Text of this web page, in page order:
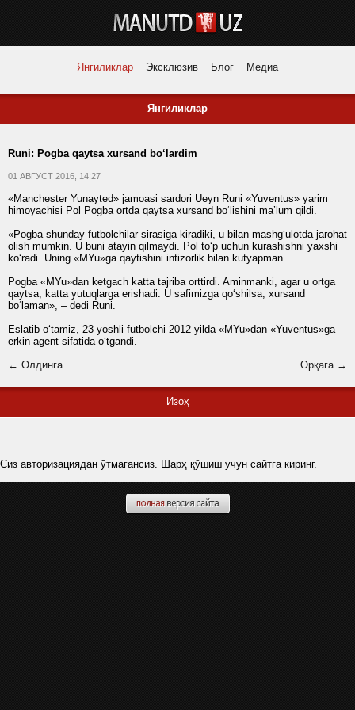
Янгиликлар Эксклюзив Блог Медиа
Янгиликлар
Runi: Pogba qaytsa xursand bo‘lardim
01 АВГУСТ 2016, 14:27
«Manchester Yunayted» jamoasi sardori Ueyn Runi «Yuventus» yarim
himoyachisi Pol Pogba ortda qaytsa xursand bo‘lishini ma’lum qildi.
«Pogba shunday futbolchilar sirasiga kiradiki, u bilan mashg‘ulotda jarohat
olish mumkin. U buni atayin qilmaydi. Pol to‘p uchun kurashishni yaxshi
ko‘radi. Uning «MYu»ga qaytishini intizorlik bilan kutyapman.
Pogba «MYu»dan ketgach katta tajriba orttirdi. Aminmanki, agar u ortga
qaytsa, katta yutuqlarga erishadi. U safimizga qo‘shilsa, xursand
bo‘laman», – dedi Runi.
Eslatib o‘tamiz, 23 yoshli futbolchi 2012 yilda «MYu»dan «Yuventus»ga
erkin agent sifatida o‘tgandi.
← Олдинга
Орқага →
Изоҳ
Сиз авторизациядан ўтмагансиз. Шарҳ қўшиш учун сайтга киринг.